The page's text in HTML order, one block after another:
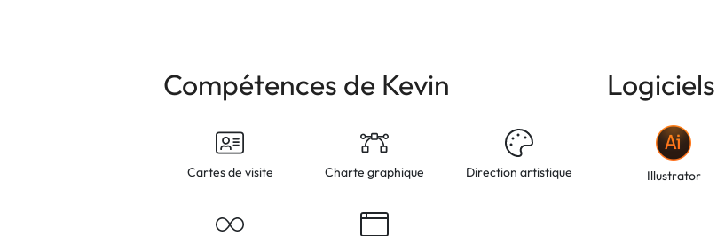
Compétences de Kevin
Cartes de visite Charte graphique Direction artistique Illustrator